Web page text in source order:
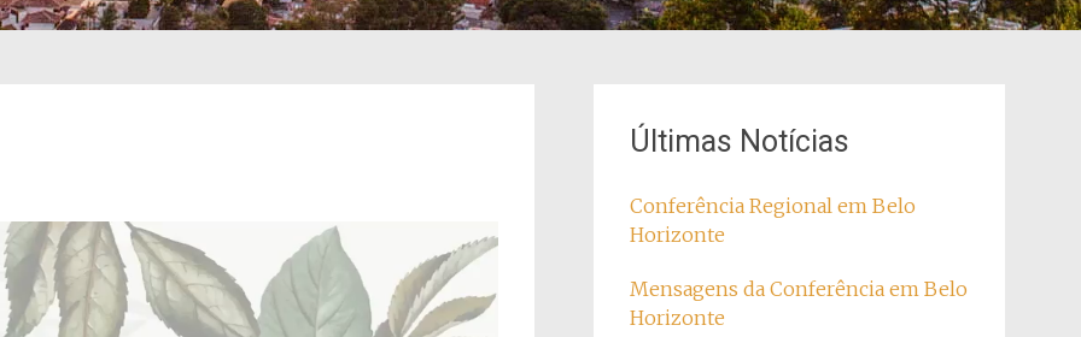
Últimas Notícias
Conferência Regional em Belo
Horizonte
Mensagens da Conferência em Belo
Horizonte